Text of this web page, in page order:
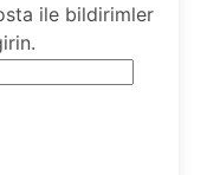
ile bildirimler